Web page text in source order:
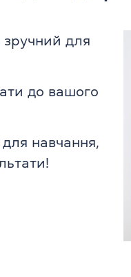
зручний для
до вашого
навчання,